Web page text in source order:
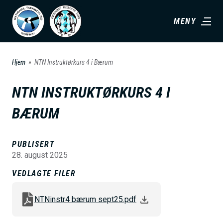
MENY
Hjem NTN Instruktørkurs 4 i Bærum
NTN INSTRUKTØRKURS 4 I
BÆRUM
PUBLISERT
28. august 2025
VEDLAGTE FILER
NTNinstr4 bærum sept25.pdf